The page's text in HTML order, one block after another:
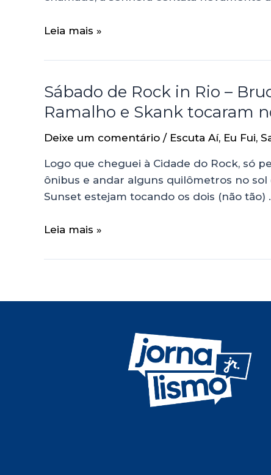
Leia mais »
Sábado de Rock in Rio –
Ramalho e Skank tocaram
Deixe um comentário / Escuta Aí, Eu Fui,
Logo que cheguei à Cidade do Rock, só
ônibus e andar alguns quilômetros no
Sunset estejam tocando os dois (não tão)
Leia mais »